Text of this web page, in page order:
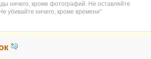
ничего, кроме фотографий. Не оставляйте
убивайте ничего, кроме времени"